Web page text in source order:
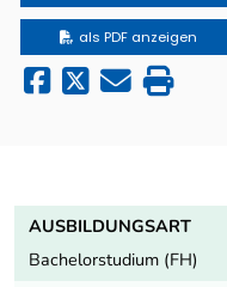
als PDF anzeigen
AUSBILDUNGSART
Bachelorstudium (FH)